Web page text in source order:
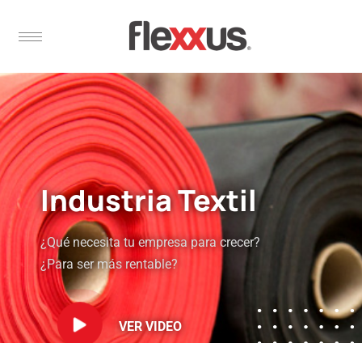
Industria Textil
¿Qué necesita tu empresa para crecer?
¿Para ser más rentable?
VER VIDEO